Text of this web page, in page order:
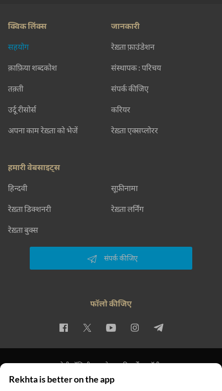
क्विक लिंक्स
सहयोग
क़ाफ़िया शब्दकोश
तक़्ती
उर्दू रीसोर्स
अपना काम रेख़्ता को भेजें
जानकारी
रेख़्ता फ़ाउंडेशन
संस्थापक : परिचय
संपर्क कीजिए
करियर
रेख़्ता एक्सप्लोरर
हमारी वेबसाइट्स
हिन्दवी सूफ़ीनामा
रेख़्ता डिक्शनरी रेख़्ता लर्निंग
रेख़्ता बुक्स
संपर्क कीजिए
फॉलो कीजिए
प्राइवेसी पॉलिसी इस्तेमाल की शर्तें कॉपीराइट
© 2026 Rekhta™ Foundation. All rights reserved.
Rekhta is better on the app